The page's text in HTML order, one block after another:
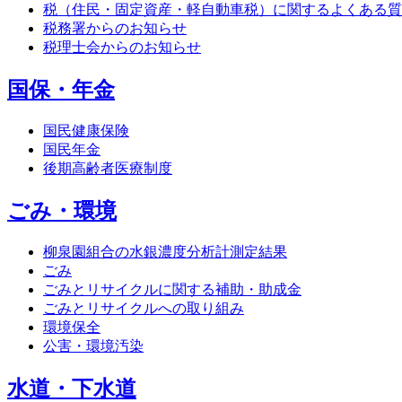
税（住民・固定資産・軽自動車税）に関するよくある
税務署からのお知らせ
税理士会からのお知らせ
国保・年金
国民健康保険
国民年金
後期高齢者医療制度
ごみ・環境
柳泉園組合の水銀濃度分析計測定結果
ごみ
ごみとリサイクルに関する補助・助成金
ごみとリサイクルへの取り組み
環境保全
公害・環境汚染
水道・下水道